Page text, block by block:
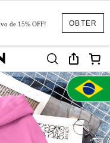
OBTER
de 15% OFF!